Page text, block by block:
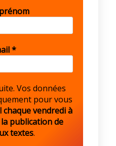
*
Vos données
pour vous
chaque vendredi à
publication de
textes.